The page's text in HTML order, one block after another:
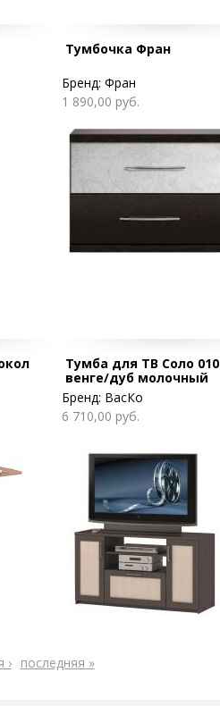
Тумбочка Фран
Бренд: Фран
1 890,00 руб.
Тумба для ТВ Соло 010
венге/дуб молочный
Бренд: ВасКо
6 710,00 руб.
› последняя »